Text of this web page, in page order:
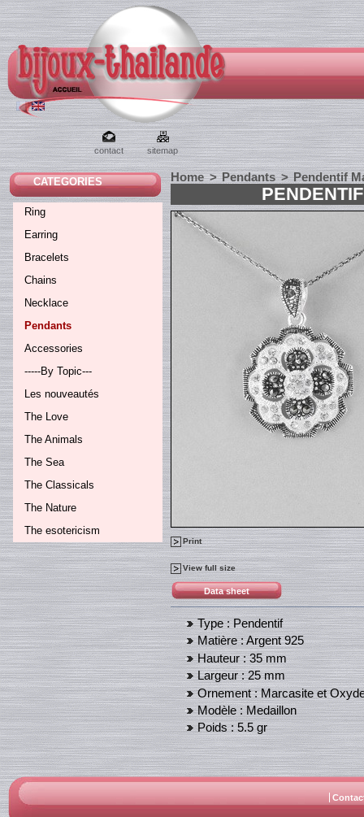
contact sitemap
CATEGORIES
Ring
Earring
Bracelets
Chains
Necklace
Pendants
Accessories
-----By Topic---
Les nouveautés
The Love
The Animals
The Sea
The Classicals
The Nature
The esotericism
Home > Pendants > Pendentif
Print
View full size
Data sheet
Type :Pendentif
Matière :Argent 925
Hauteur :35 mm
Largeur :25 mm
Ornement :Marcasite et
Modèle : Medaillon
Poids : 5.5 gr